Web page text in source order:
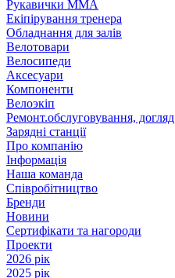
Рукавички ММА
Екіпірування тренера
Обладнання для залів
Велотовари
Велосипеди
Аксесуари
Компоненти
Велоэкіп
Ремонт.обслуговування, догляд
Зарядні станції
Про компанію
Інформація
Наша команда
Співробітництво
Бренди
Новини
Сертифікати та нагороди
Проекти
2026 рік
2025 рік